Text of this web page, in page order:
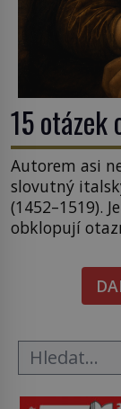
15 otázek
Autorem asi
slovutný
(1452–1519).
obklopují
pověsil
Bonaparte
tak si ji ještě